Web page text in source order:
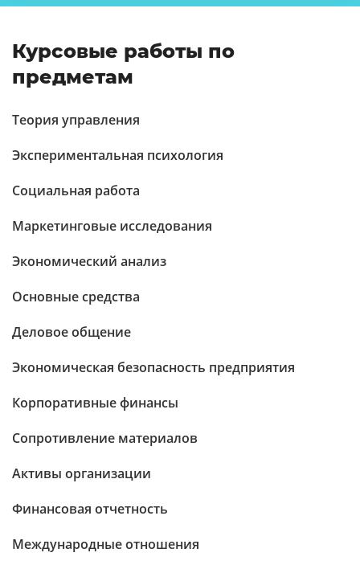
Курсовые работы по
предметам
Теория управления
Экспериментальная психология
Социальная работа
Маркетинговые исследования
Экономический анализ
Основные средства
Деловое общение
Экономическая безопасность предприятия
Корпоративные финансы
Сопротивление материалов
Активы организации
Финансовая отчетность
Международные отношения